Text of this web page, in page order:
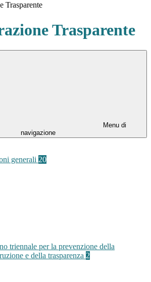
Trasparente
Trasparente
Menu di
navigazione
generali 20
triennale per la prevenzione della
e della trasparenza 2